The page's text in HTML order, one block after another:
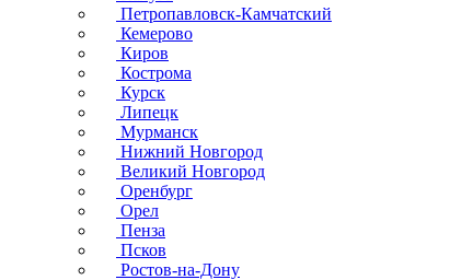
Петропавловск-Камчатский
Кемерово
Киров
Кострома
Курск
Липецк
Мурманск
Нижний Новгород
Великий Новгород
Оренбург
Орел
Пенза
Псков
Ростов-на-Дону